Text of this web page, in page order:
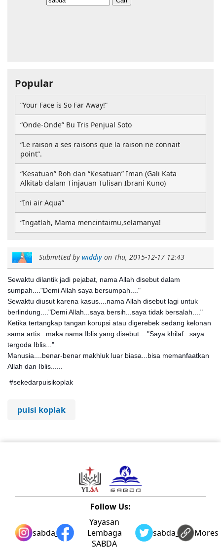
Submitted by widdiy on Thu, 2015-12-17 12:43
Sewaktu dilantik jadi pejabat, nama Allah disebut dalam
sumpah...."Demi Allah saya bersumpah...."
Sewaktu diusut karena kasus....nama Allah disebut lagi untuk
berlindung...."Demi Allah...saya bersih...saya tidak bersalah...."
Ketika tertangkap tangan korupsi atau digerebek sedang kelonan
sama artis...maka nama Iblis yang disebut...."Saya khilaf...saya
tergoda Iblis..."
Manusia....benar-benar makhluk luar biasa...bisa memanfaatkan
Allah dan Iblis......
#sekedarpuisikoplak
puisi koplak
Popular
“Your Face is So Far Away!”
“Onde-Onde” Bu Tris Penjual Soto
“Le raison a ses raisons que la raison ne connait
point”.
“Kesatuan” Roh dan “Kesatuan” Iman (Gali Kata
Alkitab dalam Tinjauan Tulisan Ibrani Kuno)
“Ini air Aqua”
“Ingatlah, Mama mencintaimu,selamanya!
Follow Us:
sabda_ylsa
Yayasan
Lembaga
SABDA
sabda_ylsaMores